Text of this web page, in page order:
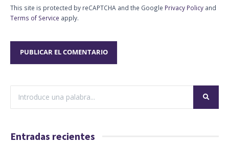
This site is protected by reCAPTCHA and the Google Privacy Policy and
Terms of Service apply.
Entradas recientes